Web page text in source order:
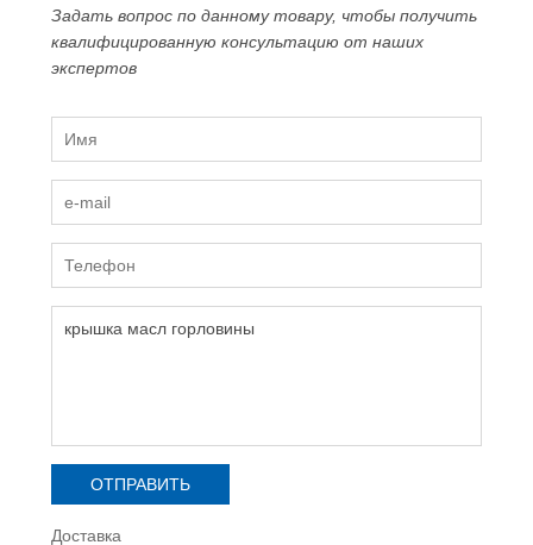
Задать вопрос по данному товару, чтобы получить
квалифицированную консультацию от наших
экспертов
Доставка